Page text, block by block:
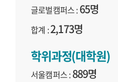
글로벌캠퍼스 :65명
합계 :2,173명
학위과정(대학원)
서울캠퍼스 :889명